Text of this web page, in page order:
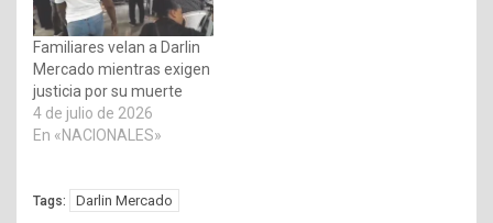
Familiares velan a Darlin
Mercado mientras exigen
justicia por su muerte
4 de julio de 2026
En «NACIONALES»
Tags: Darlin Mercado